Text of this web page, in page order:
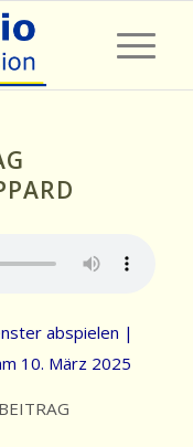
abspielen |
10. März 2025